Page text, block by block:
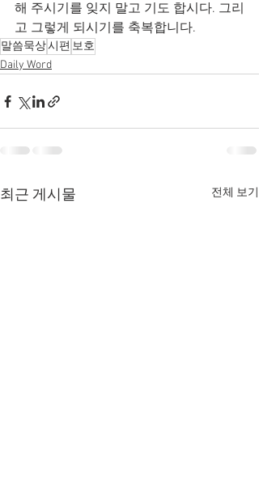
해 주시기를 잊지 말고 기도 합시다. 그리
고 그렇게 되시기를 축복합니다.
말씀묵상시편 보호
Daily Word
최근 게시물 전체 보기